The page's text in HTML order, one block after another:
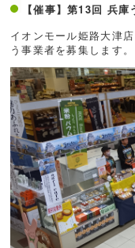
【催事】第13回 兵
イオンモール姫路大津
う事業者を募集します。